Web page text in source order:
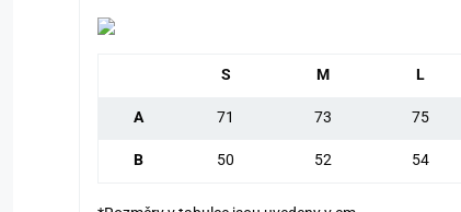
S M L
A 71 73 75
B 50 52 54